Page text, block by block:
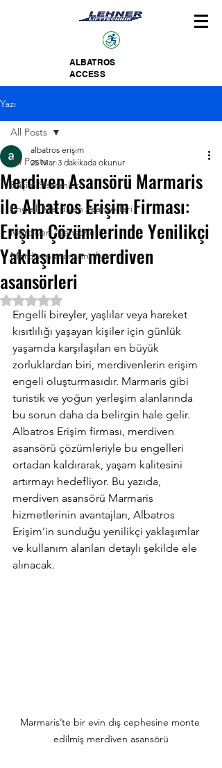
ALBATROS
ACCESS
Yazı
All Posts
Erişim Sistemleri
Engelli Merdiven Asansörleri
Merdiven Asansörleri
Merdiven asansörü fiyat
All Posts
Merdiven Asansörü Marmaris
ile Albatros Erişim Firması:
Erişim Çözümlerinde Yenilikçi
Yaklaşımlar merdiven
asansörleri
albatros erişim
25 Mar 3 dakikada okunur
5 üzerinden NaN yıldız
Engelli bireyler, yaşlılar veya hareket
kısıtlılığı yaşayan kişiler için günlük
yaşamda karşılaşılan en büyük
zorluklardan biri, merdivenlerin erişim
engeli oluşturmasıdır. Marmaris gibi
turistik ve yoğun yerleşim alanlarında
bu sorun daha da belirgin hale gelir.
Albatros Erişim firması, merdiven
asansörü çözümleriyle bu engelleri
ortadan kaldırarak, yaşam kalitesini
artırmayı hedefliyor. Bu yazıda,
merdiven asansörü Marmaris
hizmetlerinin avantajları, Albatros
Erişim’in sunduğu yenilikçi yaklaşımlar
ve kullanım alanları detaylı şekilde ele
alınacak.
Marmaris’te bir evin dış cephesine monte
edilmiş merdiven asansörü